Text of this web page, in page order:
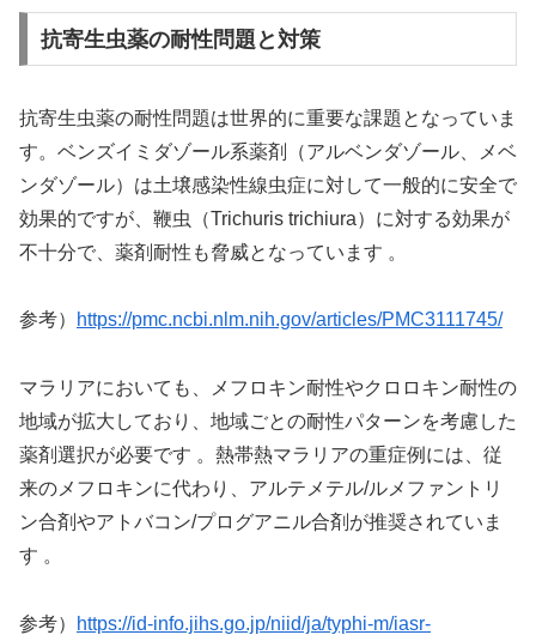
抗寄生虫薬の耐性問題と対策
抗寄生虫薬の耐性問題は世界的に重要な課題となっていま
す。ベンズイミダゾール系薬剤（アルベンダゾール、メベ
ンダゾール）は土壌感染性線虫症に対して一般的に安全で
効果的ですが、鞭虫（Trichuris trichiura）に対する効果が
不十分で、薬剤耐性も脅威となっています 。
参考） https://pmc.ncbi.nlm.nih.gov/articles/PMC3111745/
マラリアにおいても、メフロキン耐性やクロロキン耐性の
地域が拡大しており、地域ごとの耐性パターンを考慮した
薬剤選択が必要です 。熱帯熱マラリアの重症例には、従
来のメフロキンに代わり、アルテメテル/ルメファントリ
ン合剤やアトバコン/プログアニル合剤が推奨されていま
す 。
参考）
https://id-info.jihs.go.jp/niid/ja/typhi-m/iasr-